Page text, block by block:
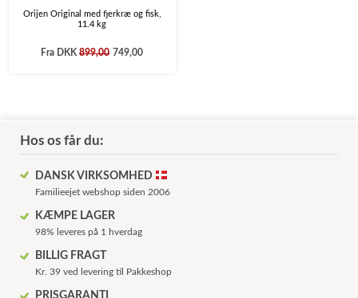
Orijen Original med fjerkræ og fisk,
11.4 kg
Fra DKK899,00 749,00
Hos os får du:
DANSK VIRKSOMHED
Familieejet webshop siden 2006
KÆMPE LAGER
98% leveres på 1 hverdag
BILLIG FRAGT
Kr. 39 ved levering til Pakkeshop
PRISGARANTI